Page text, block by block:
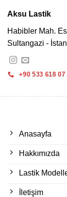
Aksu Lastik
Habibler Mah.
Sultangazi -
+90 533 618 07
Anasayfa
Hakkımızda
Lastik
İletişim